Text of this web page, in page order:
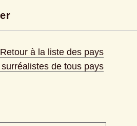
Retour à la liste des pays
de tous pays